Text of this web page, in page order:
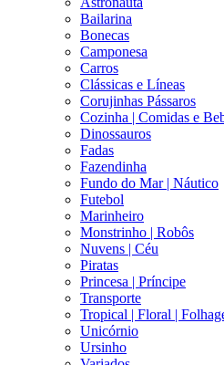
Bailarina
Bonecas
Camponesa
Carros
Clássicas e Líneas
Corujinhas Pássaros
Cozinha | Comidas e
Dinossauros
Fadas
Fazendinha
Fundo do Mar | Náutico
Futebol
Marinheiro
Monstrinho | Robôs
Nuvens | Céu
Piratas
Princesa | Príncipe
Transporte
Tropical | Floral |
Unicórnio
Ursinho